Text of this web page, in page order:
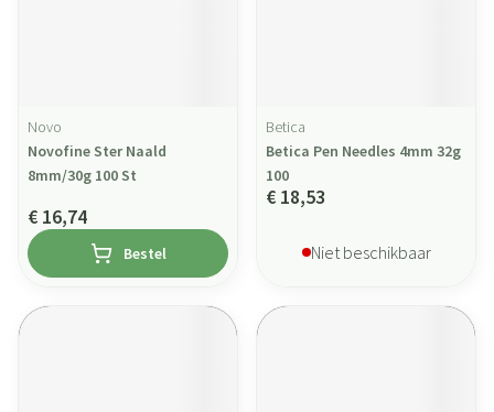
Novo
Novofine Ster Naald
8mm/30g 100 St
€ 16,74
Bestel
Betica
Betica Pen Needles 4mm 32g
100
€ 18,53
Niet beschikbaar